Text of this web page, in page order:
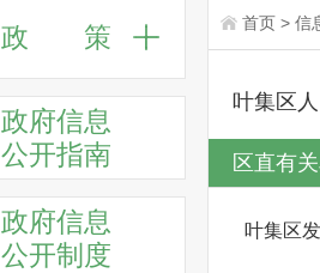
政 策
政府信息
公开指南
政府信息
公开制度
首页 > 信
叶集区
区直有
叶集区